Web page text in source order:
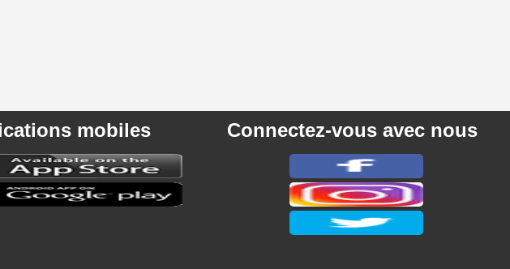
mobiles Connectez-vous avec nous